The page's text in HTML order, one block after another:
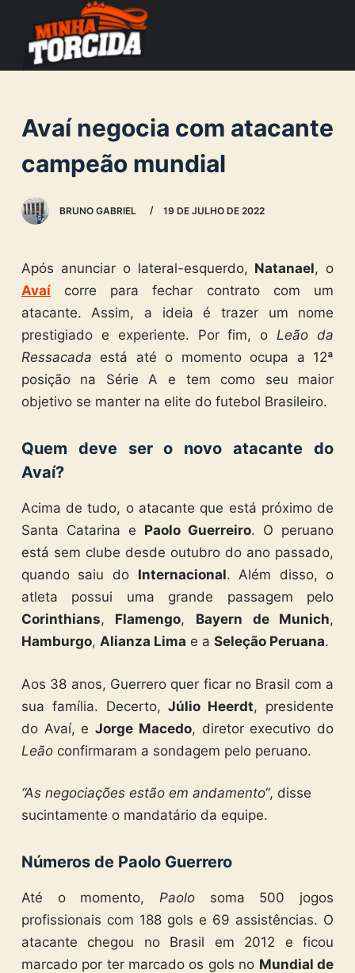
o
o
n
Avaí negocia com atacante
campeão mundial
BRUNO GABRIEL 19 DE JULHO DE 2022
Após anunciar o lateral-esquerdo, Natanael, o
Avaícorre para fechar contrato com um
atacante. Assim, a ideia é trazer um nome
prestigiado e experiente. Por fim, oLeão da
Ressacada está até o momento ocupa a 12ª
posição na Série A e tem como seu maior
objetivo se manter na elite do futebol Brasileiro.
Quem deve ser o novo atacante do
Avaí?
Acima de tudo, o atacante que está próximo de
Santa Catarina e Paolo Guerreiro. O peruano
está sem clube desde outubro do ano passado,
quando saiu do Internacional. Além disso, o
atleta possui uma grande passagem pelo
Corinthians, Flamengo, Bayern de Munich,
Hamburgo, Alianza Lima e a Seleção Peruana.
Aos 38 anos, Guerrero quer ficar no Brasil com a
sua família. Decerto,Júlio Heerdt, presidente
do Avaí, eJorge Macedo, diretor executivo do
Leão confirmaram a sondagem pelo peruano.
“As negociações estão em andamento“, disse
sucintamente o mandatário da equipe.
Números de Paolo Guerrero
Até o momento, Paolo soma 500 jogos
profissionais com 188 gols e 69 assistências. O
atacante chegou no Brasil em 2012 e ficou
marcado por ter marcado os gols no Mundial de